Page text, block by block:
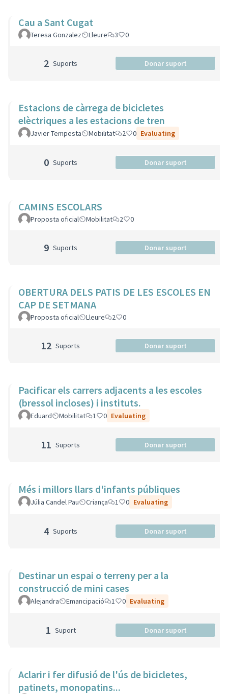
Cau a Sant Cugat
Teresa Gonzalez Lleure 3 0
2 Suports Donar suport
Estacions de càrrega de bicicletes
elèctriques a les estacions de tren
Javier Tempesta Mobilitat 2 0 Evaluating
0 Suports Donar suport
CAMINS ESCOLARS
Proposta oficial Mobilitat 2 0
9 Suports Donar suport
OBERTURA DELS PATIS DE LES ESCOLES EN
CAP DE SETMANA
Proposta oficial Lleure 2 0
12 Suports Donar suport
Pacificar els carrers adjacents a les escoles
(bressol incloses) i instituts.
Eduard Mobilitat 1 0 Evaluating
11 Suports Donar suport
Més i millors llars d'infants públiques
Júlia Candel Pau Criança 1 0 Evaluating
4 Suports Donar suport
Destinar un espai o terreny per a la
construcció de mini cases
Alejandra Emancipació 1 0 Evaluating
1 Suport Donar suport
Aclarir i fer difusió de l'ús de bicicletes,
patinets, monopatins...